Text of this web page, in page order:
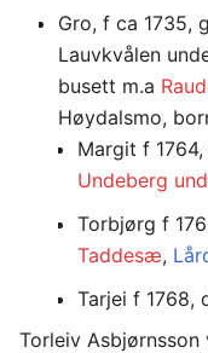
Gro, f ca 1735,
Lauvkvålen
busett m.a
Høydalsmo,
Margit f
Undeberg
Torbjørg f
Taddesæ,
Tarjei f 1768,
Torleiv Asbjørnsson